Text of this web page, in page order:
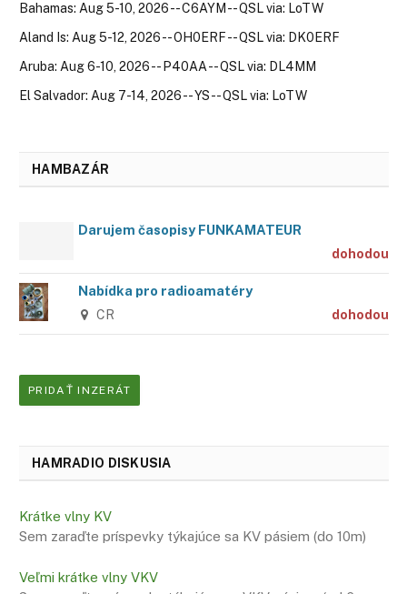
Bahamas: Aug 5-10, 2026 -- C6AYM -- QSL via: LoTW
Aland Is: Aug 5-12, 2026 -- OH0ERF -- QSL via: DK0ERF
Aruba: Aug 6-10, 2026 -- P40AA -- QSL via: DL4MM
El Salvador: Aug 7-14, 2026 -- YS -- QSL via: LoTW
HAMBAZÁR
Darujem časopisy FUNKAMATEUR
dohodou
Nabídka pro radioamatéry
CR dohodou
PRIDAŤ INZERÁT
HAMRADIO DISKUSIA
Krátke vlny KV
Sem zaraďte príspevky týkajúce sa KV pásiem (do 10m)
Veľmi krátke vlny VKV